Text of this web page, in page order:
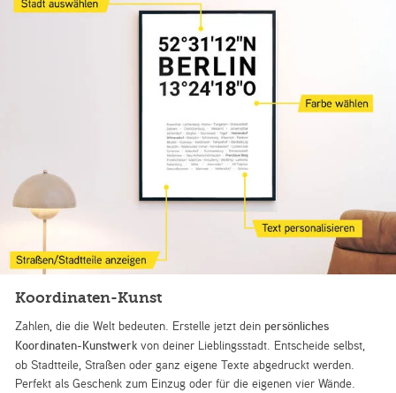
Koordinaten-Kunst
Zahlen, die die Welt bedeuten. Erstelle jetzt dein persönliches
Koordinaten-Kunstwerk von deiner Lieblingsstadt. Entscheide selbst,
ob Stadtteile, Straßen oder ganz eigene Texte abgedruckt werden.
Perfekt als Geschenk zum Einzug oder für die eigenen vier Wände.